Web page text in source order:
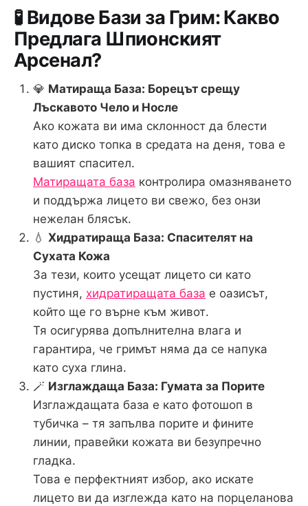
🧪 Видове Бази за Грим: Какво
Предлага Шпионският
Арсенал?
💎 Матираща База: Борецът срещу
Лъскавото Чело и Носле
Ако кожата ви има склонност да блести
като диско топка в средата на деня, това е
вашият спасител.
Матиращата база контролира омазняването
и поддържа лицето ви свежо, без онзи
нежелан блясък.
💧 Хидратираща База: Спасителят на
Сухата Кожа
За тези, които усещат лицето си като
пустиня, хидратиращата база е оазисът,
който ще го върне към живот.
Тя осигурява допълнителна влага и
гарантира, че гримът няма да се напука
като суха глина.
🪄 Изглаждаща База: Гумата за Порите
Изглаждащата база е като фотошоп в
тубичка – тя запълва порите и фините
линии, правейки кожата ви безупречно
гладка.
Това е перфектният избор, ако искате
лицето ви да изглежда като на порцеланова